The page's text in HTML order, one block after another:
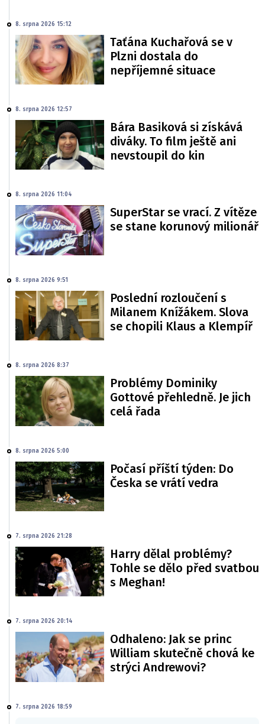
8. srpna 2026 15:12
Taťána Kuchařová se v
Plzni dostala do
nepříjemné situace
8. srpna 2026 12:57
Bára Basiková si získává
diváky. To film ještě ani
nevstoupil do kin
8. srpna 2026 11:04
SuperStar se vrací. Z vítěze
se stane korunový milionář
8. srpna 2026 9:51
Poslední rozloučení s
Milanem Knížákem. Slova
se chopili Klaus a Klempíř
8. srpna 2026 8:37
Problémy Dominiky
Gottové přehledně. Je jich
celá řada
8. srpna 2026 5:00
Počasí příští týden: Do
Česka se vrátí vedra
7. srpna 2026 21:28
Harry dělal problémy?
Tohle se dělo před svatbou
s Meghan!
7. srpna 2026 20:14
Odhaleno: Jak se princ
William skutečně chová ke
strýci Andrewovi?
7. srpna 2026 18:59